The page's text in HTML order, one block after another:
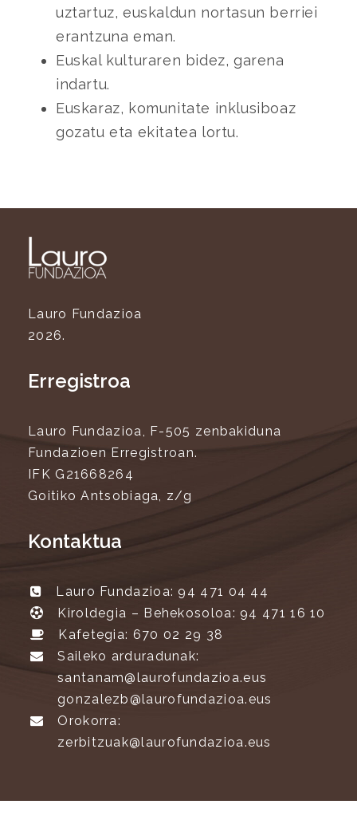
uztartuz, euskaldun nortasun berriei
erantzuna eman.
Euskal kulturaren bidez, garena
indartu.
Euskaraz, komunitate inklusiboaz
gozatu eta ekitatea lortu.
Lauro Fundazioa
2026.
Erregistroa
Lauro Fundazioa, F-505 zenbakiduna
Fundazioen Erregistroan.
IFK G21668264
Goitiko Antsobiaga, z/g
Kontaktua
Lauro Fundazioa: 94 471 04 44
Kiroldegia – Behekosoloa: 94 471 16 10
Kafetegia: 670 02 29 38
Saileko arduradunak:
santanam@laurofundazioa.eus
gonzalezb@laurofundazioa.eus
Orokorra:
zerbitzuak@laurofundazioa.eus